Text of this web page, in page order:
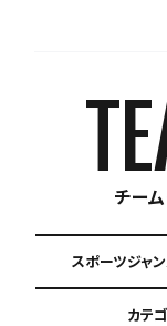
チー
スポーツジャ
カテ